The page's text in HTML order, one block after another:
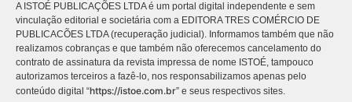
A ISTOÉ PUBLICAÇÕES LTDA é um portal digital independente e sem
vinculação editorial e societária com a EDITORA TRES COMÉRCIO DE
PUBLICACÕES LTDA (recuperação judicial). Informamos também que não
realizamos cobranças e que também não oferecemos cancelamento do
contrato de assinatura da revista impressa de nome ISTOÉ, tampouco
autorizamos terceiros a fazê-lo, nos responsabilizamos apenas pelo
conteúdo digital “https://istoe.com.br” e seus respectivos sites.